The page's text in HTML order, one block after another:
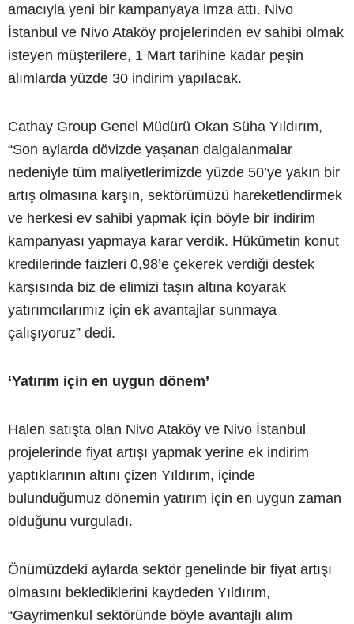
amacıyla yeni bir kampanyaya imza attı. Nivo
İstanbul ve Nivo Ataköy projelerinden ev sahibi olmak
isteyen müşterilere, 1 Mart tarihine kadar peşin
alımlarda yüzde 30 indirim yapılacak.
Cathay Group Genel Müdürü Okan Süha Yıldırım,
“Son aylarda dövizde yaşanan dalgalanmalar
nedeniyle tüm maliyetlerimizde yüzde 50’ye yakın bir
artış olmasına karşın, sektörümüzü hareketlendirmek
ve herkesi ev sahibi yapmak için böyle bir indirim
kampanyası yapmaya karar verdik. Hükümetin konut
kredilerinde faizleri 0,98’e çekerek verdiği destek
karşısında biz de elimizi taşın altına koyarak
yatırımcılarımız için ek avantajlar sunmaya
çalışıyoruz” dedi.
‘Yatırım için en uygun dönem’
Halen satışta olan Nivo Ataköy ve Nivo İstanbul
projelerinde fiyat artışı yapmak yerine ek indirim
yaptıklarının altını çizen Yıldırım, içinde
bulunduğumuz dönemin yatırım için en uygun zaman
olduğunu vurguladı.
Önümüzdeki aylarda sektör genelinde bir fiyat artışı
olmasını beklediklerini kaydeden Yıldırım,
“Gayrimenkul sektöründe böyle avantajlı alım